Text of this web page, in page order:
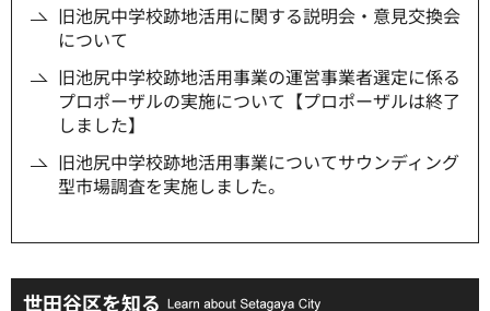
旧池尻中学校跡地活用に関する説明会・意見交換会
について
旧池尻中学校跡地活用事業の運営事業者選定に係る
プロポーザルの実施について【プロポーザルは終了
しました】
旧池尻中学校跡地活用事業についてサウンディング
型市場調査を実施しました。
世田谷区を知る